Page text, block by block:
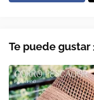
Te puede gustar